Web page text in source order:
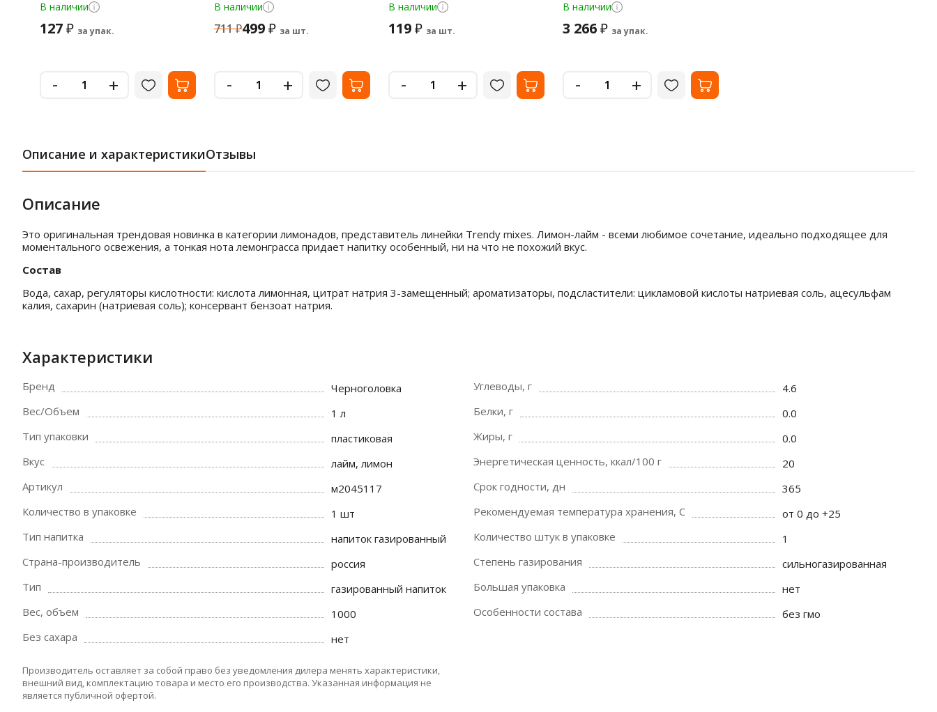
100шт/уп
В наличии
127₽ за упак.
- +
В наличии
711₽499₽ за шт.
- +
В наличии
119₽ за шт.
- +
В наличии
3 266₽ за упак.
- +
Описание и характеристикиОтзывы
Описание
Это оригинальная трендовая новинка в категории лимонадов, представитель линейки Trendy mixes. Лимон-лайм - всеми любимое сочетание, идеально подходящее для
моментального освежения, а тонкая нота лемонграсса придает напитку особенный, ни на что не похожий вкус.
Состав
Вода, сахар, регуляторы кислотности: кислота лимонная, цитрат натрия 3-замещенный; ароматизаторы, подсластители: цикламовой кислоты натриевая соль, ацесульфам
калия, сахарин (натриевая соль); консервант бензоат натрия.
Характеристики
Бренд
Черноголовка
Вес/Объем
1 л
Тип упаковки
пластиковая
Вкус
лайм, лимон
Артикул
м2045117
Количество в упаковке
1 шт
Тип напитка
напиток газированный
Страна-производитель
россия
Тип
газированный напиток
Вес, объем
1000
Без сахара
нет
Углеводы, г
4.6
Белки, г
0.0
Жиры, г
0.0
Энергетическая ценность, ккал/100 г
20
Срок годности, дн
365
Рекомендуемая температура хранения, C
от 0 до +25
Количество штук в упаковке
1
Степень газирования
сильногазированная
Большая упаковка
нет
Особенности состава
без гмо
Производитель оставляет за собой право без уведомления дилера менять характеристики,
внешний вид, комплектацию товара и место его производства. Указанная информация не
является публичной офертой.